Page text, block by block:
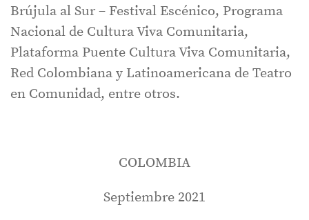
Brújula al Sur – Festival Escénico, Programa
Nacional de Cultura Viva Comunitaria,
Plataforma Puente Cultura Viva Comunitaria,
Red Colombiana y Latinoamericana de Teatro
en Comunidad, entre otros.
COLOMBIA
Septiembre 2021